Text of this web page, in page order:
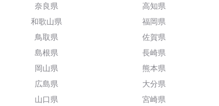
奈良県
和歌山県
鳥取県
島根県
岡山県
広島県
山口県
高知県
福岡県
佐賀県
長崎県
熊本県
大分県
宮崎県